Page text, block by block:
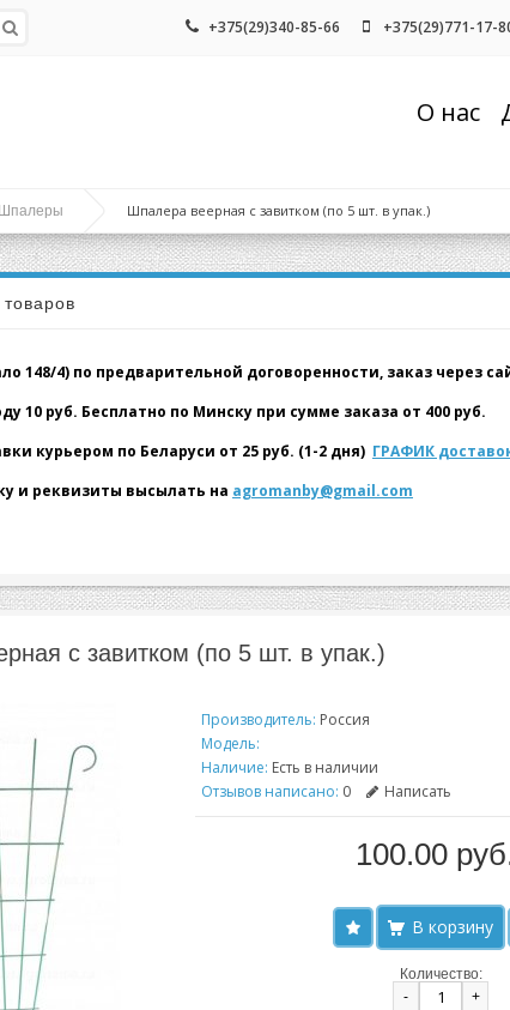
+375(29)340-85-66 +375(29)771-17-
О нас
Шпалеры Шпалера веерная с завитком (по 5 шт. в упак.)
148/4) по предварительной договоренности, заказ через
10 руб. Бесплатно по Минску при сумме заказа от 400 руб.
курьером по Беларуси от 25 руб. (1-2 дня) ГРАФИК
и реквизиты высылать на agromanby@gmail.com
с завитком (по 5 шт. в упак.)
Производитель: Россия
Модель:
Наличие: Есть в наличии
Отзывов написано: 0 Написать
100.00
Количество:
-
+